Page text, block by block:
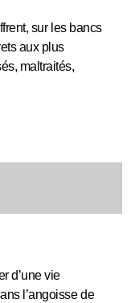
sur les bancs
aux plus
maltraités,
d’une vie
l’angoisse de